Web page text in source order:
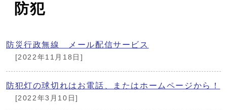
防犯
防災行政無線 メール配信サービス
[2022年11月18日]
防犯灯の球切れはお電話、またはホームページから！
[2022年3月10日]